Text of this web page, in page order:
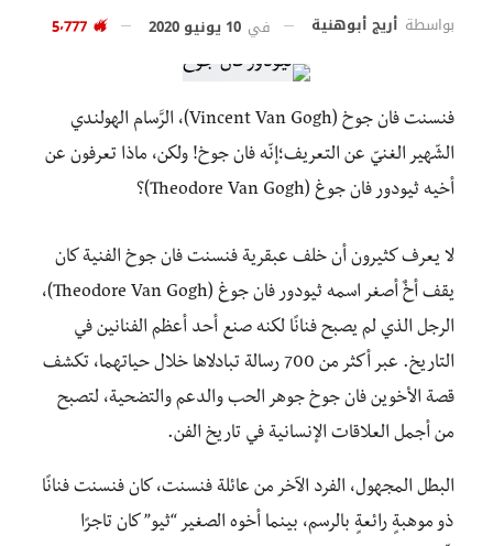
بواسطة أريج أبوهنية في 10 يونيو 2020
فنسنت فان جوخ (Vincent Van Gogh)، الرَّسام الهولندي
الشّهير الغنيّ عن التعريف؛إنّه فان جوخ! ولكن، ماذا تعرفون عن
أخيه ثيودور فان جوغ (Theodore Van Gogh)؟
لا يعرف كثيرون أن خلف عبقرية فنسنت فان جوخ الفنية كان
يقف أخٌ أصغر اسمه ثيودور فان جوغ (Theodore Van Gogh)،
الرجل الذي لم يصبح فنانًا لكنه صنع أحد أعظم الفنانين في
التاريخ. عبر أكثر من 700 رسالة تبادلاها خلال حياتهما، تكشف
قصة الأخوين فان جوخ جوهر الحب والدعم والتضحية، لتصبح
من أجمل العلاقات الإنسانية في تاريخ الفن.
البطل المجهول، الفرد الآخر من عائلة فنسنت، كان فنسنت فنانًا
ذو موهبةٍ رائعةٍ بالرسم، بينما أخوه الصغير “ثيو” كان تاجرًا